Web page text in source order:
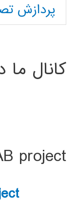
پردازش
کانال ما
project